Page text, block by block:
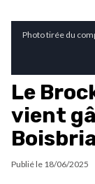
Photo tirée du
Le
vient
Publié le 18/06/2025